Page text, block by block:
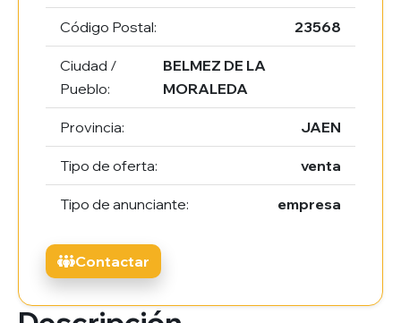
Código Postal: 23568
Ciudad /
Pueblo:
BELMEZ DE LA
MORALEDA
Provincia: JAEN
Tipo de oferta: venta
Tipo de anunciante: empresa
Contactar